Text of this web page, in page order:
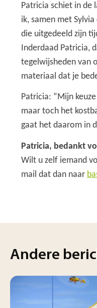
Patricia schiet in de
ik, samen met
die uitgedeeld zijn
Inderdaad Patricia,
tegelwijsheden van
materiaal dat je
Patricia: “Mijn
maar toch het
gaat het daarom in
Patricia, bedankt
Wilt u zelf iemand
mail dat dan naar
Andere